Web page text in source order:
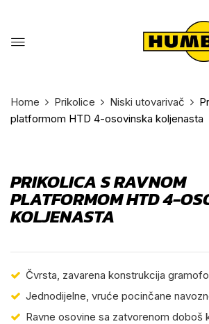
Home Prikolice Niski utovarivač
platformom HTD 4-osovinska koljenasta
PRIKOLICA S RAVNOM
PLATFORMOM HTD 4-
KOLJENASTA
Čvrsta, zavarena konstrukcija
Jednodijelne, vruće pocinčane
Ravne osovine sa zatvorenom doboš